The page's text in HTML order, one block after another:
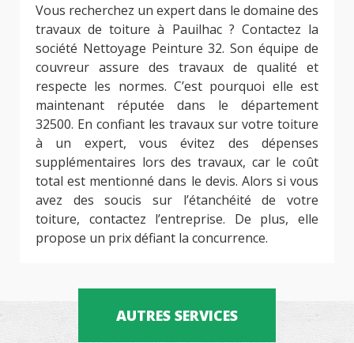
Vous recherchez un expert dans le domaine des
travaux de toiture à Pauilhac ? Contactez la
société Nettoyage Peinture 32. Son équipe de
couvreur assure des travaux de qualité et
respecte les normes. C’est pourquoi elle est
maintenant réputée dans le département
32500. En confiant les travaux sur votre toiture
à un expert, vous évitez des dépenses
supplémentaires lors des travaux, car le coût
total est mentionné dans le devis. Alors si vous
avez des soucis sur l’étanchéité de votre
toiture, contactez l’entreprise. De plus, elle
propose un prix défiant la concurrence.
AUTRES SERVICES